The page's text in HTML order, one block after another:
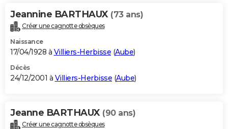
Jeannine BARTHAUX (73 ans)
Créer une cagnotte obsèques
Naissance
17/04/1928 à Villiers-Herbisse (Aube)
Décès
24/12/2001 à Villiers-Herbisse (Aube)
Jeanne BARTHAUX (90 ans)
Créer une cagnotte obsèques